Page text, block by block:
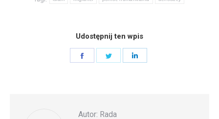
Udostępnij ten wpis
Autor: Rada